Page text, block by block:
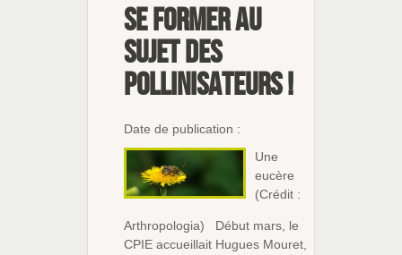
Se former au
sujet des
pollinisateurs !
Date de publication :
Une
eucère
(Crédit :
Arthropologia) Début mars, le
CPIE accueillait Hugues Mouret,